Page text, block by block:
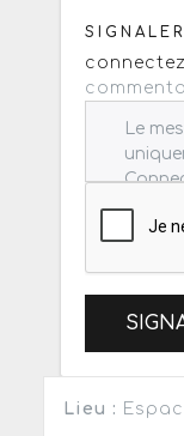
Lieu :